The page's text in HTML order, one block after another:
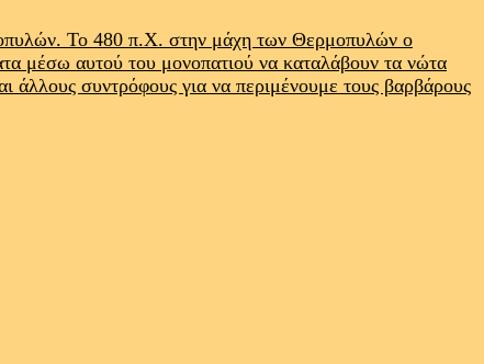
Το 480 π.Χ. στην μάχη των Θερμοπυλών ο
μέσω αυτού του μονοπατιού να καταλάβουν τα νώτα
άλλους συντρόφους για να περιμένουμε τους βαρβάρους